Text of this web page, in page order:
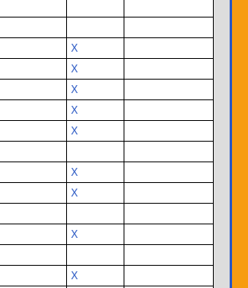
Х
Х
Х
Х
Х
Х
X
Х
Х